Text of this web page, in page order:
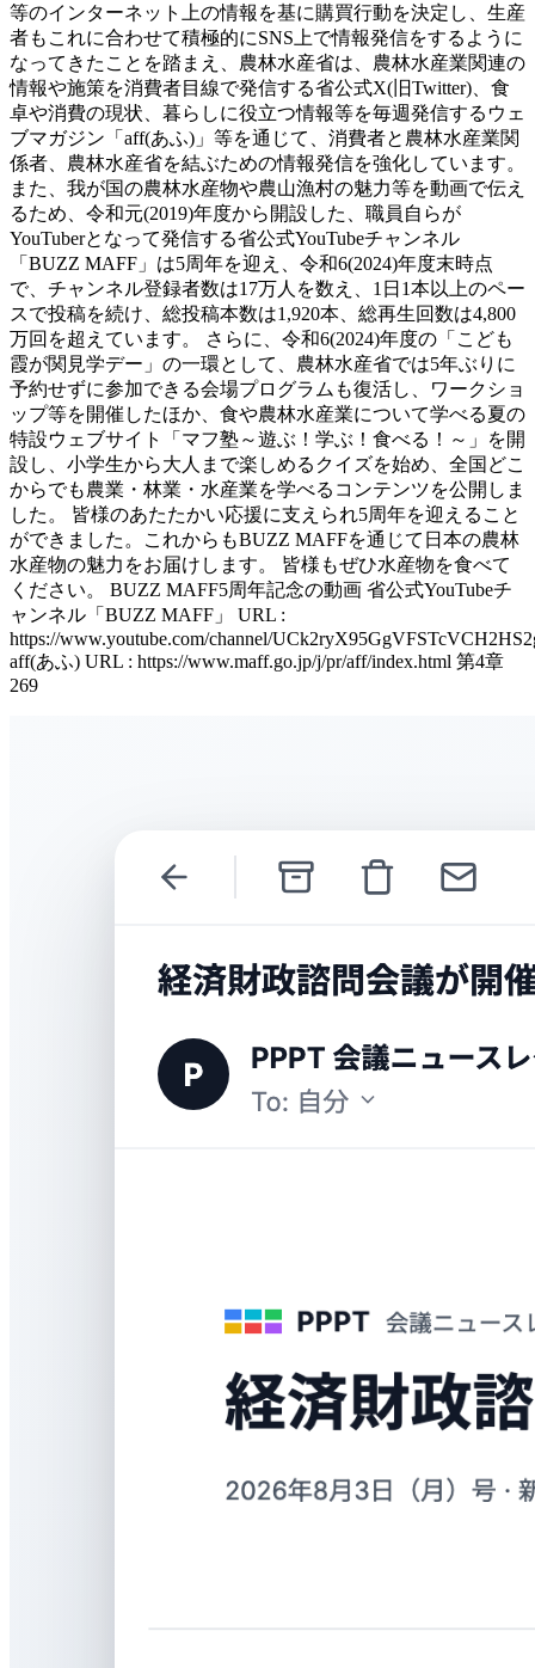
等のインターネット上の情報を基に購買行動を決定し、生産
者もこれに合わせて積極的にSNS上で情報発信をするように
なってきたことを踏まえ、農林水産省は、農林水産業関連の
情報や施策を消費者目線で発信する省公式X(旧Twitter)、食
卓や消費の現状、暮らしに役立つ情報等を毎週発信するウェ
ブマガジン「aff(あふ)」等を通じて、消費者と農林水産業関
係者、農林水産省を結ぶための情報発信を強化しています。
また、我が国の農林水産物や農山漁村の魅力等を動画で伝え
るため、令和元(2019)年度から開設した、職員自らが
YouTuberとなって発信する省公式YouTubeチャンネル
「BUZZ MAFF」は5周年を迎え、令和6(2024)年度末時点
で、チャンネル登録者数は17万人を数え、1日1本以上のペー
スで投稿を続け、総投稿本数は1,920本、総再生回数は4,800
万回を超えています。 さらに、令和6(2024)年度の「こども
霞が関見学デー」の一環として、農林水産省では5年ぶりに
予約せずに参加できる会場プログラムも復活し、ワークショ
ップ等を開催したほか、食や農林水産業について学べる夏の
特設ウェブサイト「マフ塾～遊ぶ！学ぶ！食べる！～」を開
設し、小学生から大人まで楽しめるクイズを始め、全国どこ
からでも農業・林業・水産業を学べるコンテンツを公開しま
した。 皆様のあたたかい応援に支えられ5周年を迎えること
ができました。これからもBUZZ MAFFを通じて日本の農林
水産物の魅力をお届けします。 皆様もぜひ水産物を食べて
ください。 BUZZ MAFF5周年記念の動画 省公式YouTubeチ
ャンネル「BUZZ MAFF」 URL :
https://www.youtube.com/channel/
aff(あふ) URL : https://www.maff.go.jp/j/pr/aff/index.html 第4章
269